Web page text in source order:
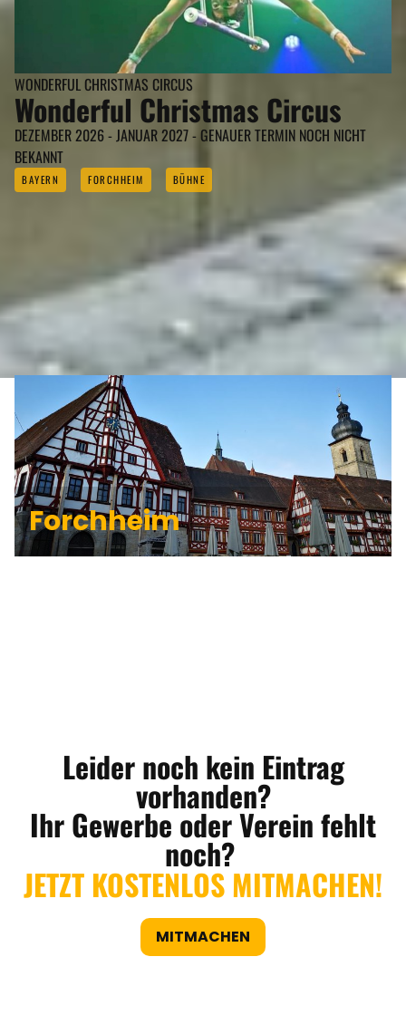
ORTE
EVENTS
REISEFÜHRER
THEMEN
WONDERFUL CHRISTMAS CIRCUS
Wonderful Christmas Circus
DEZEMBER 2026 - JANUAR 2027 - GENAUER TERMIN NOCH NICHT
BEKANNT
BAYERN FORCHHEIM BÜHNE
WEITER ZUM REISEFÜHRER
FORCHHEIM
Forchheim
Leider noch kein Eintrag
vorhanden?
Ihr Gewerbe oder Verein fehlt
noch?
JETZT KOSTENLOS MITMACHEN!
MITMACHEN